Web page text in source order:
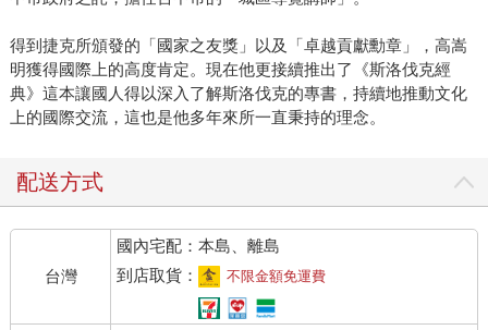
得到捷克所頒發的「國家之友獎」以及「卓越貢獻勳章」，高嵩
明獲得國際上的高度肯定。現在他更接續推出了《斯洛伐克經
典》這本讓國人得以深入了解斯洛伐克的專書，持續地推動文化
上的國際交流，這也是他多年來所一直秉持的理念。
配送方式
台灣
國內宅配：本島、離島
到店取貨：
不限金額免運費